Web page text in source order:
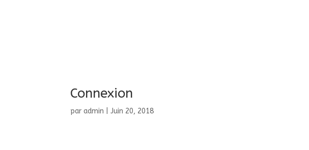
Connexion
par admin Juin 20, 2018